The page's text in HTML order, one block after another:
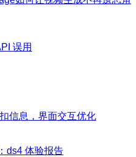
误用
信息，界面交互优化
ds4 体验报告